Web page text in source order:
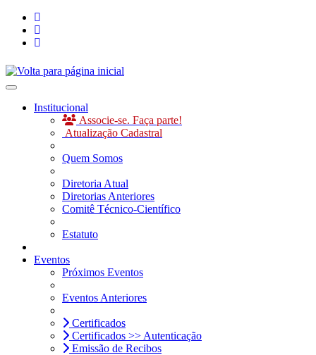
Toggle navigation
Institucional
Associe-se. Faça parte!
Atualização Cadastral
Quem Somos
Diretoria Atual
Diretorias Anteriores
Comitê Técnico-Científico
Estatuto
Eventos
Próximos Eventos
Eventos Anteriores
Certificados
Certificados >> Autenticação
Emissão de Recibos